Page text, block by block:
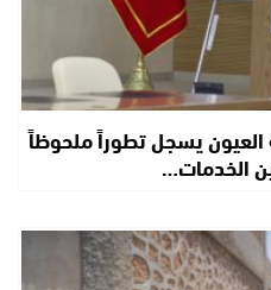
يسجل تطوراً ملحوظاً
الخدمات…